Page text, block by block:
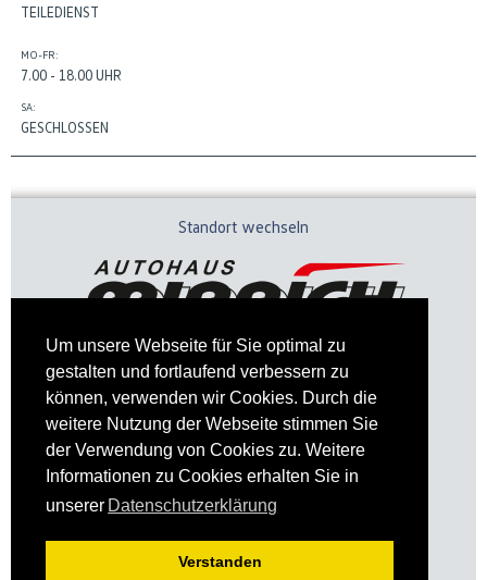
Um unsere Webseite für Sie optimal zu
gestalten und fortlaufend verbessern zu
können, verwenden wir Cookies. Durch die
weitere Nutzung der Webseite stimmen Sie
der Verwendung von Cookies zu. Weitere
Informationen zu Cookies erhalten Sie in
unserer Datenschutzerklärung
Verstanden
TEILEDIENST
MO-FR:
7.00 - 18.00 UHR
SA:
GESCHLOSSEN
Standort wechseln
Impressum Datenschutz